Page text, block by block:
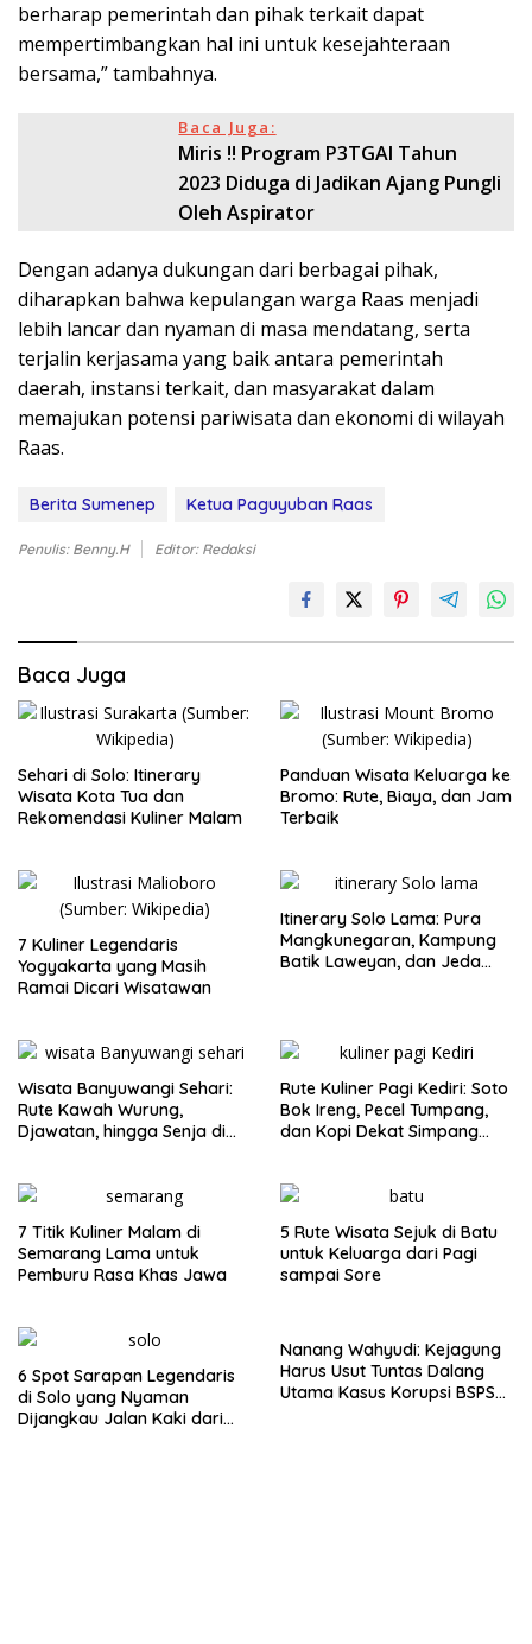
berharap pemerintah dan pihak terkait dapat
mempertimbangkan hal ini untuk kesejahteraan
bersama,” tambahnya.
Baca Juga:
Miris !! Program P3TGAI Tahun
2023 Diduga di Jadikan Ajang Pungli
Oleh Aspirator
Dengan adanya dukungan dari berbagai pihak,
diharapkan bahwa kepulangan warga Raas menjadi
lebih lancar dan nyaman di masa mendatang, serta
terjalin kerjasama yang baik antara pemerintah
daerah, instansi terkait, dan masyarakat dalam
memajukan potensi pariwisata dan ekonomi di wilayah
Raas.
Berita Sumenep Ketua Paguyuban Raas
Penulis: Benny.H Editor: Redaksi
Baca Juga
Sehari di Solo: Itinerary
Wisata Kota Tua dan
Rekomendasi Kuliner Malam
Panduan Wisata Keluarga ke
Bromo: Rute, Biaya, dan Jam
Terbaik
7 Kuliner Legendaris
Yogyakarta yang Masih
Ramai Dicari Wisatawan
Itinerary Solo Lama: Pura
Mangkunegaran, Kampung
Batik Laweyan, dan Jeda
Wisata Banyuwangi Sehari:
Rute Kawah Wurung,
Djawatan, hingga Senja di
Rute Kuliner Pagi Kediri: Soto
Bok Ireng, Pecel Tumpang,
dan Kopi Dekat Simpang
7 Titik Kuliner Malam di
Semarang Lama untuk
Pemburu Rasa Khas Jawa
5 Rute Wisata Sejuk di Batu
untuk Keluarga dari Pagi
sampai Sore
6 Spot Sarapan Legendaris
di Solo yang Nyaman
Dijangkau Jalan Kaki dari
Nanang Wahyudi: Kejagung
Harus Usut Tuntas Dalang
Utama Kasus Korupsi BSPS